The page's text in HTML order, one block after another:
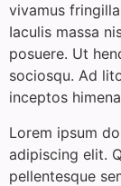
vivamus
Iaculis massa
posuere. Ut
sociosqu. Ad
inceptos
Lorem ipsum
adipiscing elit.
pellentesque